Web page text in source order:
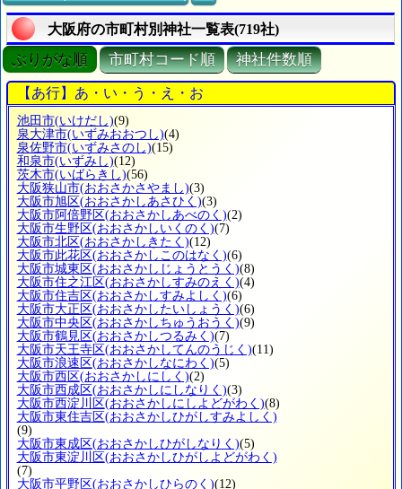
大阪府の市町村別神社一覧表(719社)
ぶりがな順 市町村コード順 神社件数順
【あ行】あ・い・う・え・お
池田市(いけだし)(9)
泉大津市(いずみおおつし)(4)
泉佐野市(いずみさのし)(15)
和泉市(いずみし)(12)
茨木市(いばらきし)(56)
大阪狭山市(おおさかさやまし)(3)
大阪市旭区(おおさかしあさひく)(3)
大阪市阿倍野区(おおさかしあべのく)(2)
大阪市生野区(おおさかしいくのく)(7)
大阪市北区(おおさかしきたく)(12)
大阪市此花区(おおさかしこのはなく)(6)
大阪市城東区(おおさかしじょうとうく)(8)
大阪市住之江区(おおさかしすみのえく)(4)
大阪市住吉区(おおさかしすみよしく)(6)
大阪市大正区(おおさかしたいしょうく)(6)
大阪市中央区(おおさかしちゅうおうく)(9)
大阪市鶴見区(おおさかしつるみく)(7)
大阪市天王寺区(おおさかしてんのうじく)(11)
大阪市浪速区(おおさかしなにわく)(5)
大阪市西区(おおさかしにしく)(2)
大阪市西成区(おおさかしにしなりく)(3)
大阪市西淀川区(おおさかしにしよどがわく)(8)
大阪市東住吉区(おおさかしひがしすみよしく)
(9)
大阪市東成区(おおさかしひがしなりく)(5)
大阪市東淀川区(おおさかしひがしよどがわく)
(7)
大阪市平野区(おおさかしひらのく)(12)